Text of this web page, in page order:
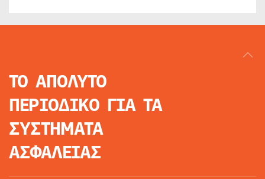
ΤΟ ΑΠΟΛΥΤΟ
ΠΕΡΙΟΔΙΚΟ ΓΙΑ ΤΑ
ΣΥΣΤΗΜΑΤΑ
ΑΣΦΑΛΕΙΑΣ